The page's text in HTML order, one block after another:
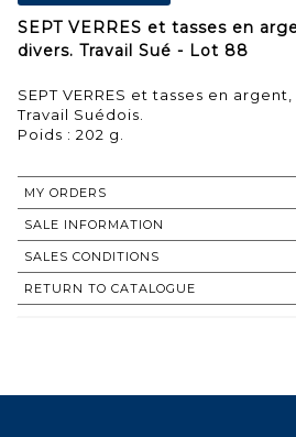
SEPT VERRES et tasses en
divers. Travail Sué - Lot 88
SEPT VERRES et tasses en
Travail Suédois.
Poids : 202 g.
MY ORDERS
SALE INFORMATION
SALES CONDITIONS
RETURN TO CATALOGUE